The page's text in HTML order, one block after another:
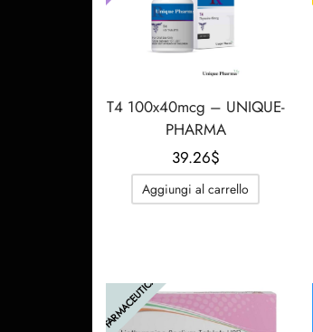
T4 100x40mcg – UNIQUE-
PHARMA
39.26$
Aggiungi al carrello
FARMACEUTICA